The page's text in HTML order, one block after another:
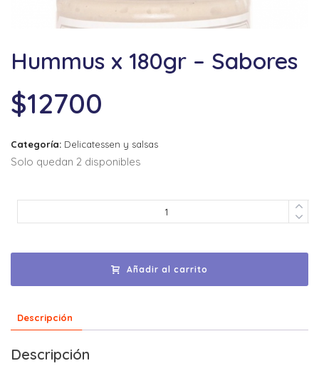
Hummus x 180gr – Sabores
$12700
Categoría: Delicatessen y salsas
Solo quedan 2 disponibles
Añadir al carrito
Descripción
Descripción